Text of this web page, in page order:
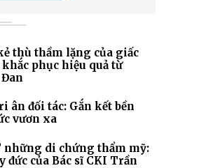
thù thầm lặng của giấc
phục hiệu quả từ
ân đối tác: Gắn kết bền
vươn xa
những di chứng thẩm mỹ:
đức của Bác sĩ CKI Trần